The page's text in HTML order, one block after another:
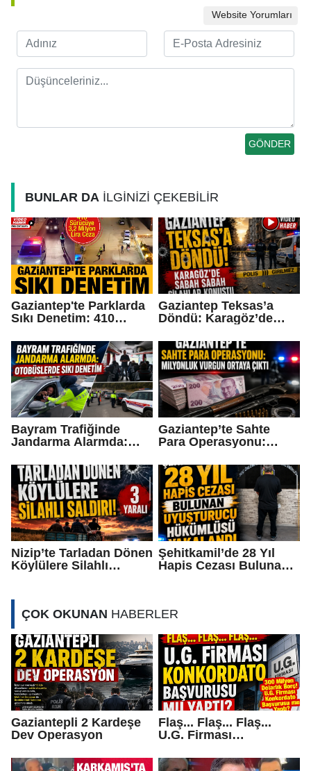
Website Yorumları
BUNLAR DA İLGİNİZİ ÇEKEBİLİR
Gaziantep'te Parklarda
Sıkı Denetim: 410
Lira Ceza
Gaziantep Teksas’a
Döndü: Karagöz’de
Konuştu
Bayram Trafiğinde
Jandarma Alarmda:
Denetim
Gaziantep’te Sahte
Para Operasyonu:
Ortaya Çıktı
Nizip’te Tarladan Dönen
Köylülere Silahlı
Şehitkamil’de 28 Yıl
Hapis Cezası Bulunan
ÇOK OKUNAN HABERLER
Gaziantepli 2 Kardeşe
Dev Operasyon
Flaş... Flaş... Flaş...
U.G. Firması
mu yaptı?